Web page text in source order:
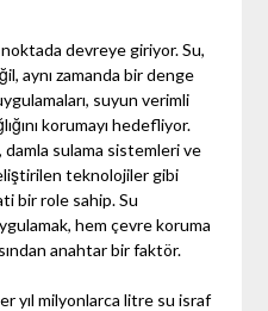
devreye giriyor. Su,
aynı zamanda bir denge
suyun verimli
korumayı hedefliyor.
damla sulama sistemleri ve
teknolojiler gibi
bir role sahip. Su
hem çevre koruma
anahtar bir faktör.
yıl milyonlarca litre su israf